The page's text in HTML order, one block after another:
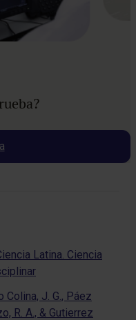
Latina. Ciencia
Colina, J. G., Páez
R. A., & Gutierrez